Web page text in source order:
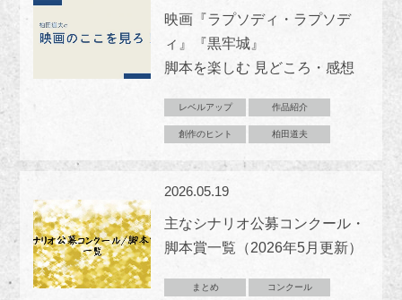
映画『ラプソディ・ラプソデ
ィ』『黒牢城』
脚本を楽しむ 見どころ・感想
レベルアップ 作品紹介
創作のヒント 柏田道夫
2026.05.19
主なシナリオ公募コンクール・
脚本賞一覧（2026年5月更新）
まとめ コンクール